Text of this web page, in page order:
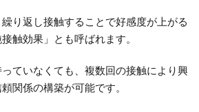
り返し接触することで好感度が上がる
触効果」とも呼ばれます。
ていなくても、複数回の接触により興
関係の構築が可能です。